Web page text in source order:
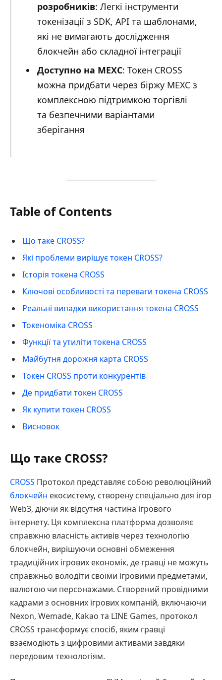
розробників: Легкі інструменти
токенізації з SDK, API та шаблонами,
які не вимагають дослідження
блокчейн або складної інтеграції
Доступно на MEXC: Токен CROSS
можна придбати через біржу MEXC з
комплексною підтримкою торгівлі
та безпечними варіантами
зберігання
Table of Contents
Що таке CROSS?
Які проблеми вирішує токен CROSS?
Історія токена CROSS
Ключові особливості та переваги токена CROSS
Реальні випадки використання токена CROSS
Токеноміка CROSS
Функції та утиліти токена CROSS
Майбутня дорожня карта CROSS
Токен CROSS проти конкурентів
Де придбати токен CROSS
Як купити токен CROSS
Висновок
Що таке CROSS?
CROSS Протокол представляє собою революційний
блокчейн екосистему, створену спеціально для ігор
Web3, діючи як відсутня частина ігрового
інтернету. Ця комплексна платформа дозволяє
справжню власність активів через технологію
блокчейн, вирішуючи основні обмеження
традиційних ігрових економік, де гравці не можуть
справжньо володіти своїми ігровими предметами,
валютою чи персонажами. Створений провідними
кадрами з основних ігрових компаній, включаючи
Nexon, Wemade, Kakao та LINE Games, протокол
CROSS трансформує спосіб, яким гравці
взаємодіють з цифровими активами завдяки
передовим технологіям.